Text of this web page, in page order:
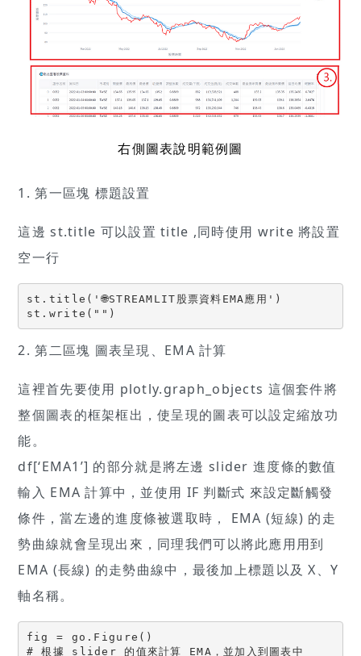
右側圖表說明範例圖
1. 第一區塊 標題設置
這邊 st.title 可以設置 title ,同時使用 write 將設置
空一行
st.title('🌐STREAMLIT股票資料EMA應用')
st.write("")
2. 第二區塊 圖表呈現、EMA 計算
這裡首先要使用 plotly.graph_objects 這個套件將
整個圖表的框架框出，使呈現的圖表可以設定縮放功
能。
df[‘EMA1’] 的部分就是將左邊 slider 進度條的數值
輸入 EMA 計算中，並使用 IF 判斷式 來設定斷觸發
條件，當左邊的進度條被選取時， EMA (短線) 的走
勢曲線就會呈現出來，同理我們可以將此應用用到
EMA (長線) 的走勢曲線中，最後加上標題以及 X、Y
軸名稱。
fig = go.Figure()
# 根據 slider 的值來計算 EMA，並加入到圖表中